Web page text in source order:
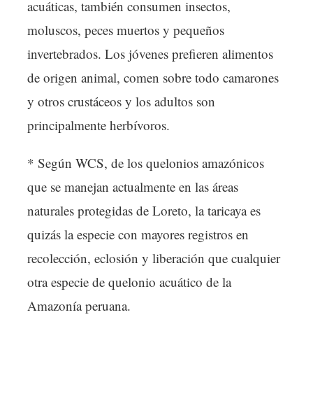
acuáticas, también consumen insectos,
moluscos, peces muertos y pequeños
invertebrados. Los jóvenes prefieren alimentos
de origen animal, comen sobre todo camarones
y otros crustáceos y los adultos son
principalmente herbívoros.
* Según WCS, de los quelonios amazónicos
que se manejan actualmente en las áreas
naturales protegidas de Loreto, la taricaya es
quizás la especie con mayores registros en
recolección, eclosión y liberación que cualquier
otra especie de quelonio acuático de la
Amazonía peruana.